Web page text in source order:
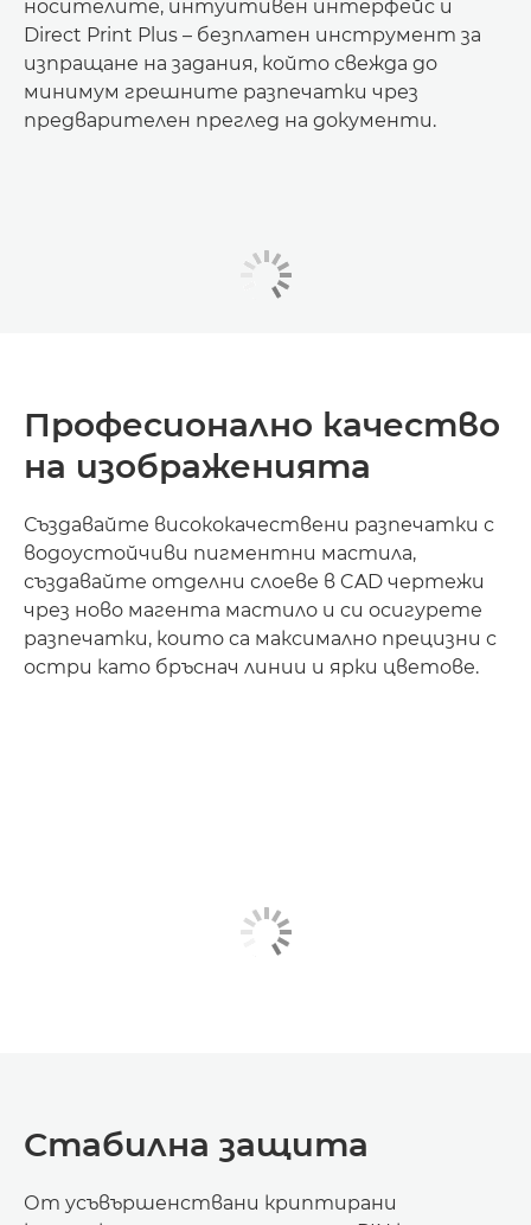
носителите, интуитивен интерфейс и
Direct Print Plus – безплатен инструмент за
изпращане на задания, който свежда до
минимум грешните разпечатки чрез
предварителен преглед на документи.
Професионално качество
на изображенията
Създавайте висококачествени разпечатки с
водоустойчиви пигментни мастила,
създавайте отделни слоеве в CAD чертежи
чрез ново магента мастило и си осигурете
разпечатки, които са максимално прецизни с
остри като бръснач линии и ярки цветове.
Стабилна защита
От усъвършенствани криптирани